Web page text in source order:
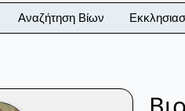
Αναζήτηση Βίων